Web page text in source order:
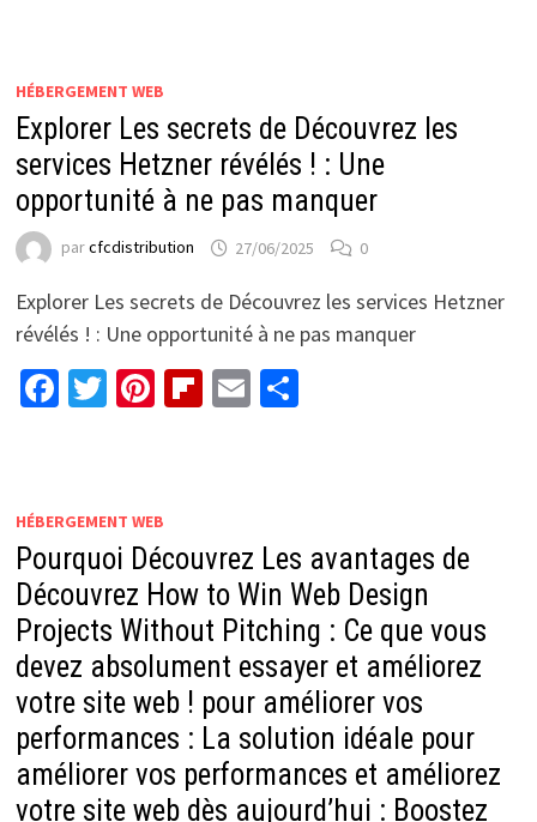
HÉBERGEMENT WEB
Explorer Les secrets de Découvrez les
services Hetzner révélés ! : Une
opportunité à ne pas manquer
parcfcdistribution 27/06/2025 0
Explorer Les secrets de Découvrez les services Hetzner
révélés ! : Une opportunité à ne pas manquer
Facebook
Twitter
Pinterest
Flipboard
EmailPartager
HÉBERGEMENT WEB
Pourquoi Découvrez Les avantages de
Découvrez How to Win Web Design
Projects Without Pitching : Ce que vous
devez absolument essayer et améliorez
votre site web ! pour améliorer vos
performances : La solution idéale pour
améliorer vos performances et améliorez
votre site web dès aujourd’hui : Boostez